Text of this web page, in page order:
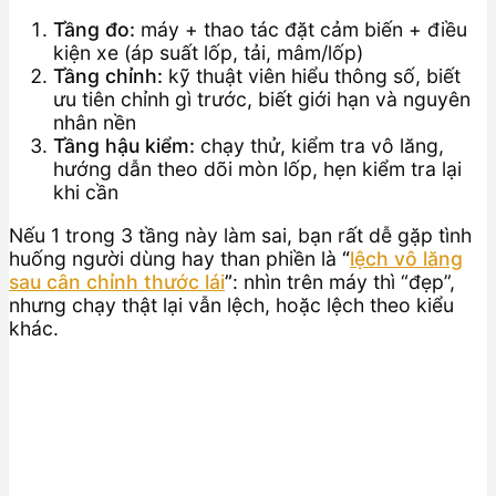
Tầng đo: máy + thao tác đặt cảm biến + điều
kiện xe (áp suất lốp, tải, mâm/lốp)
Tầng chỉnh: kỹ thuật viên hiểu thông số, biết
ưu tiên chỉnh gì trước, biết giới hạn và nguyên
nhân nền
Tầng hậu kiểm: chạy thử, kiểm tra vô lăng,
hướng dẫn theo dõi mòn lốp, hẹn kiểm tra lại
khi cần
Nếu 1 trong 3 tầng này làm sai, bạn rất dễ gặp tình
huống người dùng hay than phiền là “lệch vô lăng
sau cân chỉnh thước lái”: nhìn trên máy thì “đẹp”,
nhưng chạy thật lại vẫn lệch, hoặc lệch theo kiểu
khác.